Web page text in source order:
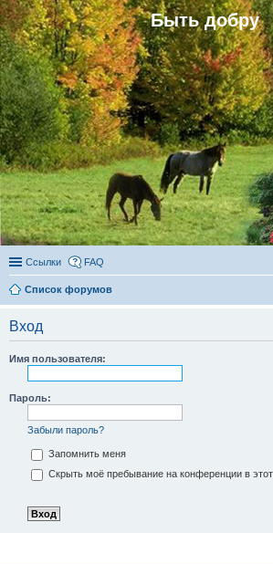
Быть добру
Ссылки FAQ
Список форумов
Вход
Имя пользователя:
Пароль:
Забыли пароль?
Запомнить меня
Скрыть моё пребывание на конференции в